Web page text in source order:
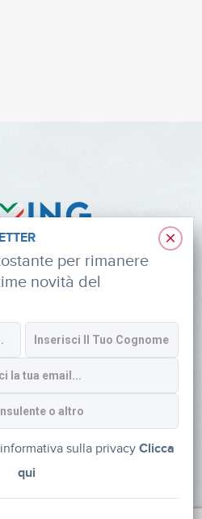
sulla privacy
8/10 – 20124 Milano
02 47924880
×
per rimanere
novità del
sulla privacyClicca
qui